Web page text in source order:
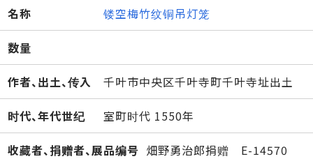
名称 镂空梅竹纹铜吊灯笼
数量
作者、出土、传入 千叶市中央区千叶寺町千叶寺址出土
时代、年代世纪 室町时代 1550年
收藏者、捐赠者、展品编号 畑野勇治郎捐赠 E-14570